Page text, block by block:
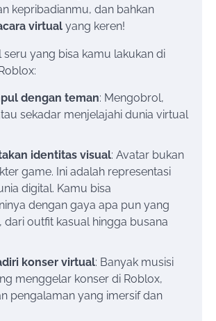
kepribadianmu, dan bahkan
virtual yang keren!
seru yang bisa kamu lakukan di
dengan teman: Mengobrol,
sekadar menjelajahi dunia virtual
identitas visual: Avatar bukan
game. Ini adalah representasi
digital. Kamu bisa
dengan gaya apa pun yang
dari outfit kasual hingga busana
konser virtual: Banyak musisi
menggelar konser di Roblox,
pengalaman yang imersif dan